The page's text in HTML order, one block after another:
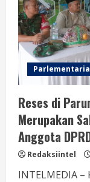
Parlementaria
Reses di
Merupakan
Anggota
Redaksiintel
INTELMEDIA